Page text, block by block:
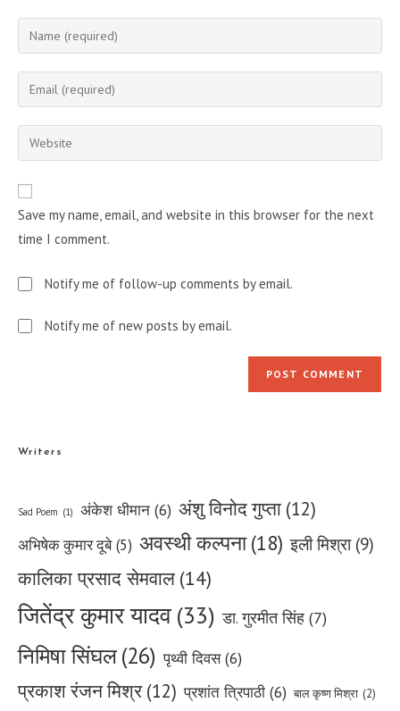
Enter
your
name
comment
Enter
your
email
address
Enter
your
URL
(optional)
Save my name, email, and website in this browser for the next
time I comment.
Notify me of follow-up comments by email.
Notify me of new posts by email.
Writers
Sad Poem (1) अंकेश धीमान (6) अंशु विनोद गुप्ता (12)
अभिषेक कुमार दूबे (5) अवस्थी कल्पना (18) इली मिश्रा (9)
कालिका प्रसाद सेमवाल (14)
जितेंद्र कुमार यादव (33) डा. गुरमीत सिंह (7)
निमिषा सिंघल(26) पृथ्वी दिवस (6)
प्रकाश रंजन मिश्र (12) प्रशांत त्रिपाठी (6) बाल कृष्ण मिश्रा (2)